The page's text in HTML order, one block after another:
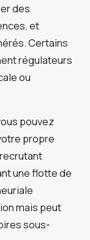
des
et
Certains
régulateurs
ou
pouvez
propre
une flotte de
mais peut
sous-